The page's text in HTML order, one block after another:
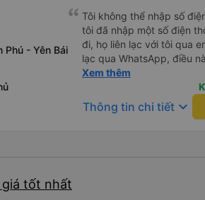
Phú - Yên Bái
Tôi không thể nhập số
tôi đã nhập một số điện
đi, họ liên lạc với tôi qua
lạc qua WhatsApp, điều
chờ tài xế cũng rất tốt. Xe
chai nước và một khăn
hoạt động tốt. Xe buýt
khoảng 2 tiếng một lần (2
xuyên ở cuối hành trình.
Xem thêm
Thông tin chi tiết keyboard_arrow_down
giá tốt nhất